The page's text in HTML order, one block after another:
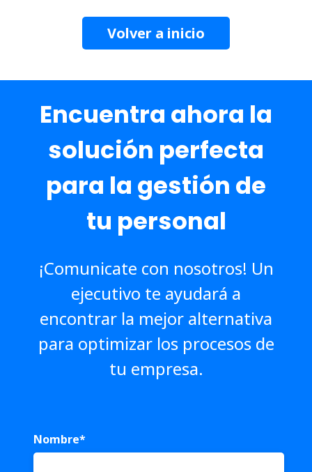
Volver a inicio
Encuentra ahora la
solución perfecta
para la gestión de
tu personal
¡Comunicate con nosotros! Un
ejecutivo te ayudará a
encontrar la mejor alternativa
para optimizar los procesos de
tu empresa.
Nombre*